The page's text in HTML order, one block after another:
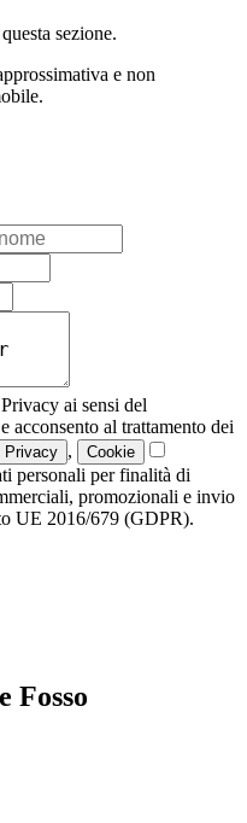
sezione.
e non
ai sensi del
al trattamento dei
Privacy , Cookie
personali per finalità di
promozionali e invio
UE 2016/679 (GDPR).
Fosso